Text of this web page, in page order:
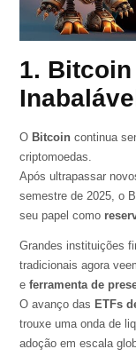
1. Bitcoin
O Bitcoincontinua
criptomoedas.
Após ultrapassar
semestre de 2025, o
seu papel como
Grandes instituições
tradicionais agora
e ferramenta de
O avanço das ETFs
trouxe uma onda de
adoção em escala